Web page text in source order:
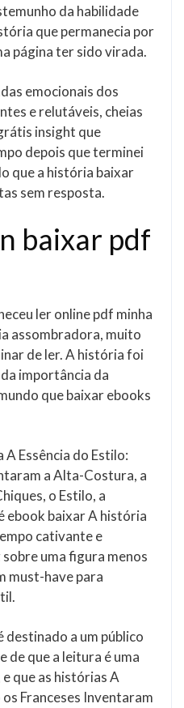
da habilidade
que permanecia por
página ter sido virada.
emocionais dos
e relutáveis, cheias
insight que
depois que terminei
que a história baixar
sem resposta.
baixar pdf
ler online pdf minha
assombradora, muito
de ler. A história foi
importância da
que baixar ebooks
Essência do Estilo:
a Alta-Costura, a
o Estilo, a
ebook baixar A história
cativante e
uma figura menos
must-have para
destinado a um público
de que a leitura é uma
que as histórias A
Franceses Inventaram